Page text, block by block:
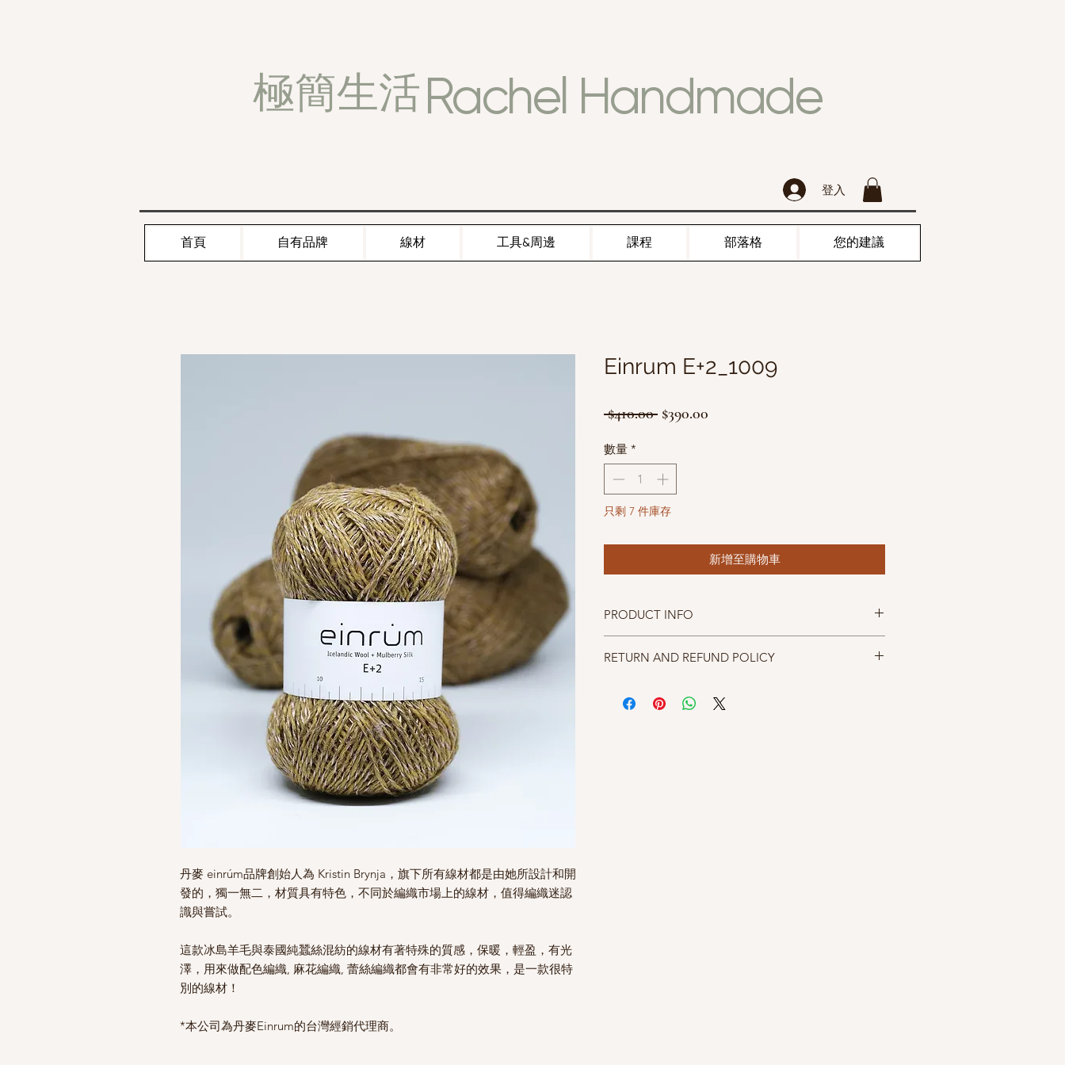
極簡生活Rachel Handmade
登入
首頁 自有品牌 線材 工具&周邊 課程 部落格 您的建議
丹麥 einrúm品牌創始人為 Kristin Brynja，旗下所有線材都是由她所設計和開
發的，獨一無二，材質具有特色，不同於編織市場上的線材，值得編織迷認
識與嘗試。
這款冰島羊毛與泰國純蠶絲混紡的線材有著特殊的質感，保暖，輕盈，有光
澤，用來做配色編織, 麻花編織, 蕾絲編織都會有非常好的效果，是一款很特
別的線材！
*本公司為丹麥Einrum的台灣經銷代理商。
Einrum E+2_1009
$410.00 一
格
$390.00
數量 *
只剩 7 件庫存
新增至購物車
PRODUCT INFO
碼重 50g approx. 208m
RETURN AND REFUND POLICY
仔細斟酌，因數量有限，售出後無法退換，敬請見諒。